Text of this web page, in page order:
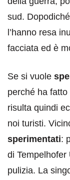
sud.
l’hanno resa
facciata ed è
Se si vuole
perché ha
risulta quindi
noi turisti.
sperimentati:
di
pulizia. La